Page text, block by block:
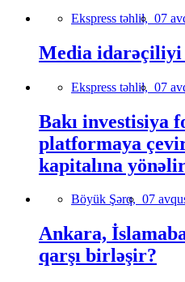
Ekspress təhlil, 07
Media
Ekspress təhlil, 07
Bakı investisiya
platformaya
kapitalına
Böyük Şərq, 07
Ankara,
qarşı birləşir?